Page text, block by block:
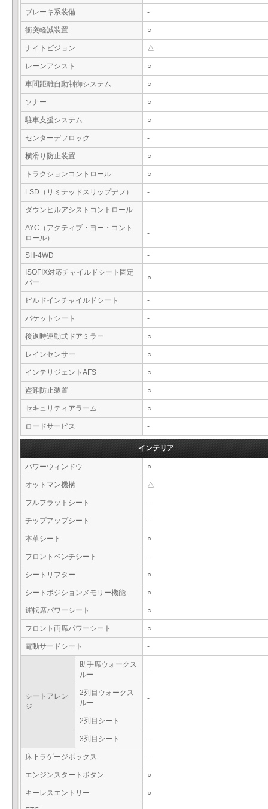
ブレーキ系装備 -
衝突軽減装置 ○
ナイトビジョン △
レーンアシスト ○
車間距離自動制御システム ○
ソナー ○
駐車支援システム ○
センターデフロック -
横滑り防止装置 ○
トラクションコントロール ○
LSD（リミテッドスリップデフ） -
ダウンヒルアシストコントロール -
AYC（アクティブ・ヨー・コント
ロール）
-
SH-4WD
-
ISOFIX対応チャイルドシート固定
バー
○
ビルドインチャイルドシート -
バケットシート -
後退時連動式ドアミラー ○
レインセンサー ○
インテリジェントAFS ○
盗難防止装置 ○
セキュリティアラーム ○
ロードサービス -
インテリア
パワーウィンドウ ○
オットマン機構 △
フルフラットシート -
チップアップシート -
本革シート ○
フロントベンチシート -
シートリフター ○
シートポジションメモリー機能 ○
運転席パワーシート ○
フロント両席パワーシート ○
電動サードシート -
シートアレン
ジ
助手席ウォークス
ルー
-
2列目ウォークス
ルー
-
2列目シート -
3列目シート -
床下ラゲージボックス -
エンジンスタートボタン ○
キーレスエントリー ○